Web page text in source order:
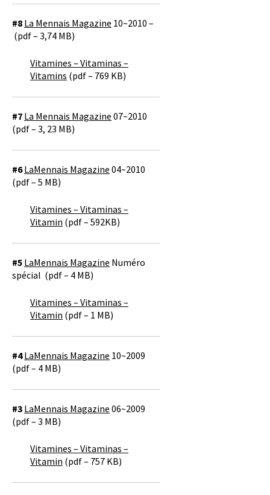
#8 La Mennais Magazine 10~2010 –
(pdf – 3,74 MB)
Vitamines – Vitaminas –
Vitamins (pdf – 769 KB)
#7 La Mennais Magazine 07~2010
(pdf – 3, 23 MB)
#6LaMennais Magazine 04~2010
(pdf – 5 MB)
Vitamines – Vitaminas –
Vitamin (pdf – 592KB)
#5 LaMennais Magazine Numéro
spécial (pdf – 4 MB)
Vitamines – Vitaminas –
Vitamin (pdf – 1 MB)
#4LaMennais Magazine 10~2009
(pdf – 4 MB)
#3 LaMennais Magazine 06~2009
(pdf – 3 MB)
Vitamines – Vitaminas –
Vitamin (pdf – 757 KB)